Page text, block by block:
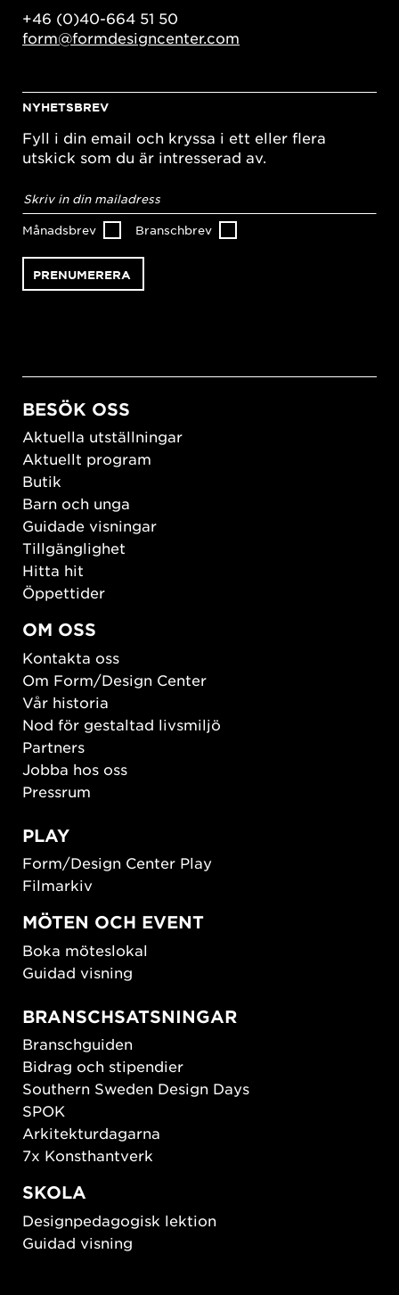
+46 (0)40-664 51 50
form@formdesigncenter.com
NYHETSBREV
Fyll i din email och kryssa i ett eller flera
utskick som du är intresserad av.
postadress*
Månadsbrev Branschbrev
BESÖK OSS
Aktuella utställningar
Aktuellt program
Butik
Barn och unga
Guidade visningar
Tillgänglighet
Hitta hit
Öppettider
OM OSS
Kontakta oss
Om Form/Design Center
Vår historia
Nod för gestaltad livsmiljö
Partners
Jobba hos oss
Pressrum
PLAY
Form/Design Center Play
Filmarkiv
MÖTEN OCH EVENT
Boka möteslokal
Guidad visning
BRANSCHSATSNINGAR
Branschguiden
Bidrag och stipendier
Southern Sweden Design Days
SPOK
Arkitekturdagarna
7x Konsthantverk
SKOLA
Designpedagogisk lektion
Guidad visning